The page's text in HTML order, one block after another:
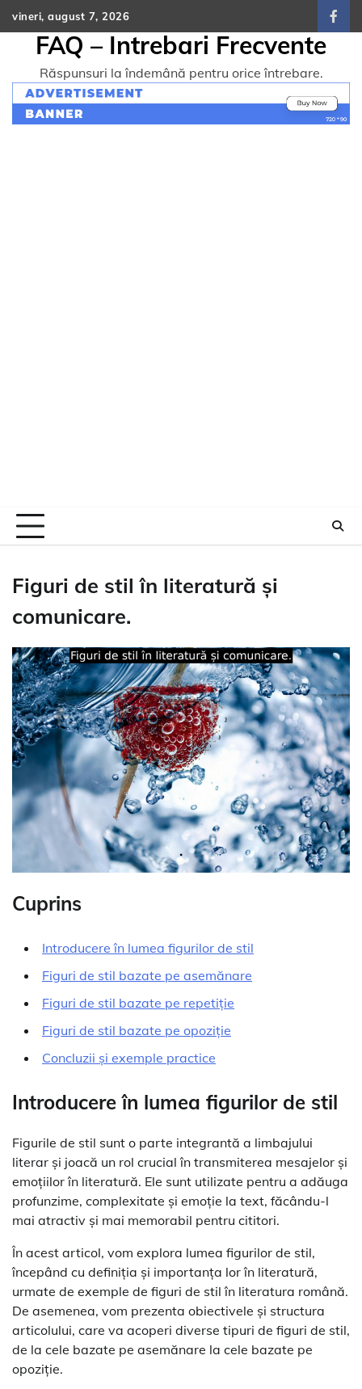
Skip
to
content
vineri, august 7, 2026
FAQ – Intrebari Frecvente
Răspunsuri la îndemână pentru orice întrebare.
Figuri de stil în literatură și
comunicare.
Cuprins
Introducere în lumea figurilor de stil
Figuri de stil bazate pe asemănare
Figuri de stil bazate pe repetiție
Figuri de stil bazate pe opoziție
Concluzii și exemple practice
Introducere în lumea figurilor de stil
Figurile de stil sunt o parte integrantă a limbajului
literar și joacă un rol crucial în transmiterea mesajelor și
emoțiilor în literatură. Ele sunt utilizate pentru a adăuga
profunzime, complexitate și emoție la text, făcându-l
mai atractiv și mai memorabil pentru cititori.
În acest articol, vom explora lumea figurilor de stil,
începând cu definiția și importanța lor în literatură,
urmate de exemple de figuri de stil în literatura română.
De asemenea, vom prezenta obiectivele și structura
articolului, care va acoperi diverse tipuri de figuri de stil,
de la cele bazate pe asemănare la cele bazate pe
opoziție.